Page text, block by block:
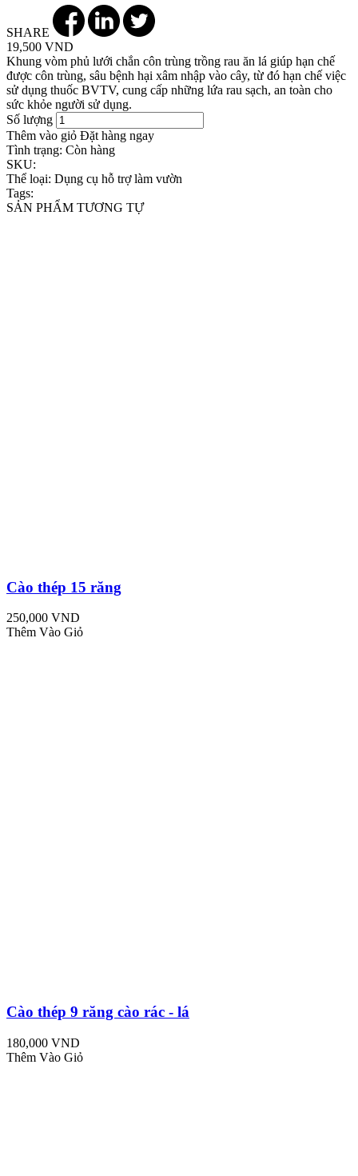
SHARE
19,500 VND
Khung vòm phủ lưới chắn côn trùng trồng rau ăn lá giúp hạn chế
được côn trùng, sâu bệnh hại xâm nhập vào cây, từ đó hạn chế việc
sử dụng thuốc BVTV, cung cấp những lứa rau sạch, an toàn cho
sức khỏe người sử dụng.
Số lượng
Thêm vào giỏ Đặt hàng ngay
Tình trạng: Còn hàng
SKU:
Thể loại: Dụng cụ hỗ trợ làm vườn
Tags:
SẢN PHẨM TƯƠNG TỰ
Cào thép 15 răng
250,000 VND
Thêm Vào Giỏ
Cào thép 9 răng cào rác - lá
180,000 VND
Thêm Vào Giỏ